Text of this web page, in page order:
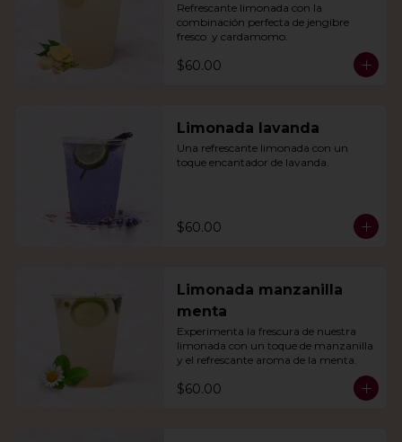
Refrescante limonada con la
combinación perfecta de jengibre
fresco  y cardamomo.
$60.00
Limonada lavanda
Una refrescante limonada con un
toque encantador de lavanda.
$60.00
Limonada manzanilla
menta
Experimenta la frescura de nuestra
limonada con un toque de manzanilla
y el refrescante aroma de la menta.
$60.00